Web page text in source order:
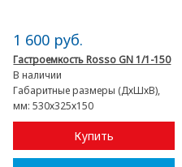
1 600 руб.
Гастроемкость Rosso GN 1/1-150
В наличии
Габаритные размеры (ДхШхВ),
мм:530х325х150
Купить